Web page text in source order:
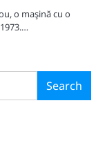
o maşină cu o
Search